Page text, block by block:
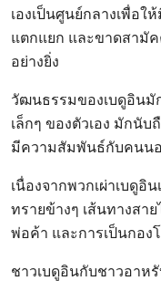
เองเป็นศูนย์กลางเพื่อ
แตกแยก และขาดสามั
อย่างยิ่ง
วัฒนธรรมของเบดูอินมั
เล็กๆ ของตัวเอง มักนั
มีความสัมพันธ์กับคนนอ
เนื่องจากพวกเผ่าเบดูอิ
ทรายข้างๆ เส้นทางสา
พ่อค้า และการเป็นกอง
ชาวเบดูอินกับชาวอาห